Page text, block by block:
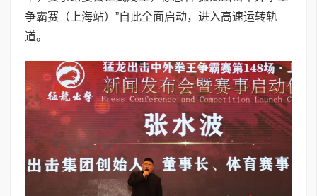
争霸赛（上海站）”自此全面启动，进入高速运转轨
道。